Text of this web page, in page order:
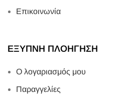
Επικοινωνία
ΕΞΥΠΝΗ ΠΛΟΗΓΗΣΗ
Ο λογαριασμός μου
Παραγγελίες